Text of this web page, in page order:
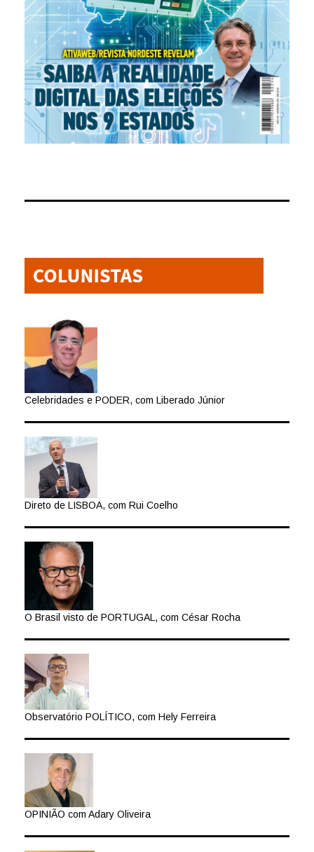
Celebridades e PODER, com Liberado Júnior
Direto de LISBOA, com Rui Coelho
O Brasil visto de PORTUGAL, com César Rocha
Observatório POLÍTICO, com Hely Ferreira
OPINIÃO com Adary Oliveira